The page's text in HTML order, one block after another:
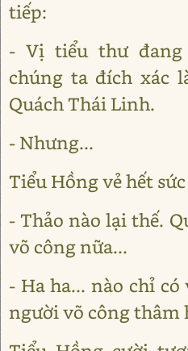
tiếp:
- Vị tiểu thư
chúng ta đích xác
Quách Thái Linh.
- Nhưng...
Tiểu Hồng vẻ hết
- Thảo nào lại thế.
võ công nữa...
- Ha ha... nào chỉ
người võ công thâm